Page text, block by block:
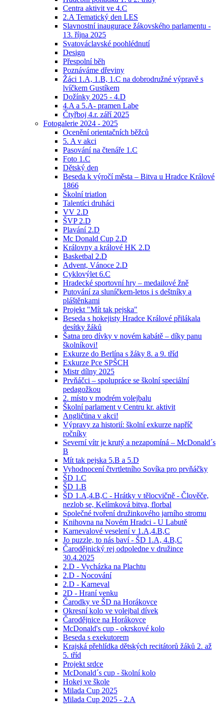
Centra aktivit ve 4.C
2.A Tematický den LES
Slavnostní inaugurace žákovského parlamentu -
13. října 2025
Svatováclavské poohlédnutí
Design
Přespolní běh
Poznáváme dřeviny
Žáci 1.A, 1.B, 1.C na dobrodružné výpravě s
lvíčkem Gustíkem
Dožínky 2025 - 4.D
4.A a 5.A- pramen Labe
Čtyřboj 4.r. září 2025
Fotogalerie 2024 - 2025
Ocenění orientačních běžců
5. A v akci
Pasování na čtenáře 1.C
Foto 1.C
Dětský den
Beseda k výročí města – Bitva u Hradce Králové
1866
Školní triatlon
Talentíci druháci
VV 2.D
ŠVP 2.D
Plavání 2.D
Mc Donald Cup 2.D
Královny a králové HK 2.D
Basketbal 2.D
Advent, Vánoce 2.D
Cyklovýlet 6.C
Hradecké sportovní hry – medailové žně
Putování za sluníčkem-letos i s deštníky a
pláštěnkami
Projekt "Mít tak pejska"
Beseda s hokejisty Hradce Králové přilákala
desítky žáků
Šatna pro dívky v novém kabátě – díky panu
školníkovi!
Exkurze do Berlína s žáky 8. a 9. tříd
Exkurze Pce SPŠCH
Mistr dílny 2025
Prvňáčci – spolupráce se školní speciální
pedagožkou
2. místo v modrém volejbalu
Školní parlament v Centru kr. aktivit
Angličtina v akci!
Výpravy za historií: školní exkurze napříč
ročníky
Severní vítr je krutý a nezapomíná – McDonald´s
B
Mít tak pejska 5.B a 5.D
Vyhodnocení čtvrtletního Sovíka pro prvňáčky
ŠD 1.C
ŠD 1.B
ŠD 1.A,4.B,C - Hrátky v tělocvičně - Člověče,
nezlob se, Kelímková bitva, florbal
Společné tvoření družinkového jarního stromu
Knihovna na Novém Hradci - U Labutě
Karnevalové veselení v 1.A,4.B,C
Jo puzzle, to nás baví - ŠD 1.A, 4.B,C
Čarodějnický rej odpoledne v družince
30.4.2025
2.D - Vycházka na Plachtu
2.D - Nocování
2.D - Karneval
2D - Hraní venku
Čarodky ve ŠD na Horákovce
Okresní kolo ve volejbal dívek
Čarodějnice na Horákovce
McDonald's cup - okrskové kolo
Beseda s exekutorem
Krajská přehlídka dětských recitátorů žáků 2. až
5. tříd
Projekt srdce
McDonald´s cup - školní kolo
Hokej ve škole
Milada Cup 2025
Milada Cup 2025 - 2.A